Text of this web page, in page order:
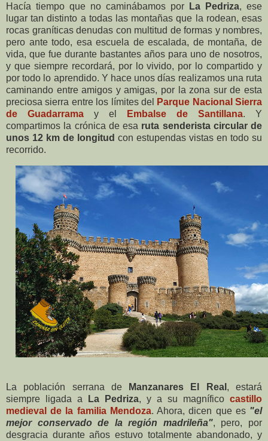
Hacía tiempo que no caminábamos por La Pedriza, ese
lugar tan distinto a todas las montañas que la rodean, esas
rocas graníticas denudas con multitud de formas y nombres,
pero ante todo, esa escuela de escalada, de montaña, de
vida, que fue durante bastantes años para uno de nosotros,
y que siempre recordará, por lo vivido, por lo compartido y
por todo lo aprendido. Y hace unos días realizamos una ruta
caminando entre amigos y amigas, por la zona sur de esta
preciosa sierra entre los límites del
Parque Nacional Sierra
de Guadarrama
y el Embalse de Santillana. Y
compartimos la crónica de esa ruta senderista circular de
unos 12 km de longitud con estupendas vistas en todo su
recorrido.
La población serrana de Manzanares El Real , estará
siempre ligada a
La Pedriza, y a su magnífico castillo
medieval de la familia Mendoza. Ahora, dicen que es "el
mejor conservado de la región madrileña", pero, por
desgracia durante años estuvo totalmente abandonado, y